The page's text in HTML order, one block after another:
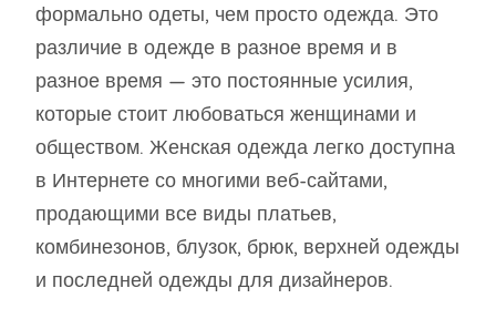
формально одеты, чем просто одежда. Это
различие в одежде в разное время и в
разное время — это постоянные усилия,
которые стоит любоваться женщинами и
обществом. Женская одежда легко доступна
в Интернете со многими веб-сайтами,
продающими все виды платьев,
комбинезонов, блузок, брюк, верхней одежды
и последней одежды для дизайнеров.